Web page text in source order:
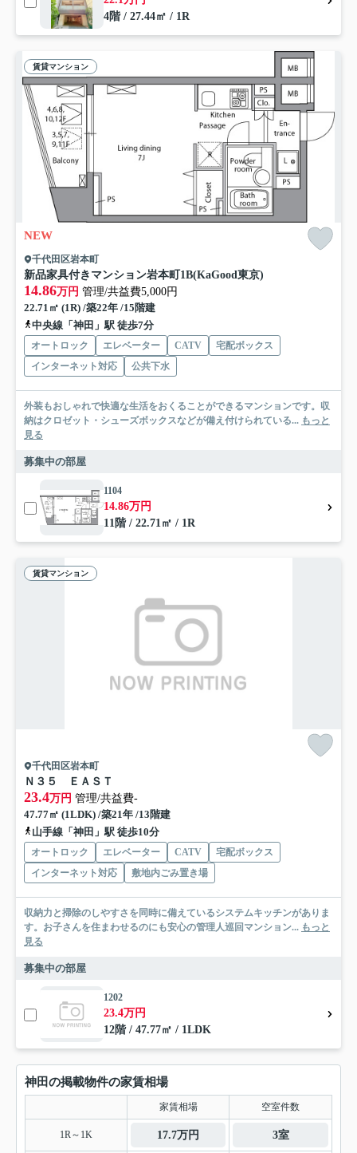
4階 / 27.44㎡ / 1R
賃貸マンション
NEW
千代田区岩本町
新品家具付きマンション岩本町1B(KaGood東京)
14.86万円 管理/共益費5,000円
22.71㎡ (1R) /築22年 /15階建
中央線「神田」駅 徒歩7分
オートロック エレベーター CATV
宅配ボックス
インターネット対応
公共下水
外装もおしゃれで快適な生活をおくることができるマンションです。収
納はクロゼット・シューズボックスなどが備え付けられている... もっと
見る
募集中の部屋
1104
14.86万円
11階 / 22.71㎡ / 1R
賃貸マンション
千代田区岩本町
Ｎ３５ ＥＡＳＴ
23.4万円 管理/共益費-
47.77㎡ (1LDK) /築21年 /13階建
山手線「神田」駅 徒歩10分
オートロック エレベーター CATV
宅配ボックス
インターネット対応
敷地内ごみ置き場
収納力と掃除のしやすさを同時に備えているシステムキッチンがありま
す。お子さんを住まわせるのにも安心の管理人巡回マンション... もっと
見る
募集中の部屋
1202
23.4万円
12階 / 47.77㎡ / 1LDK
神田の掲載物件の家賃相場
家賃相場 空室件数
1R～1K 17.7万円 3室